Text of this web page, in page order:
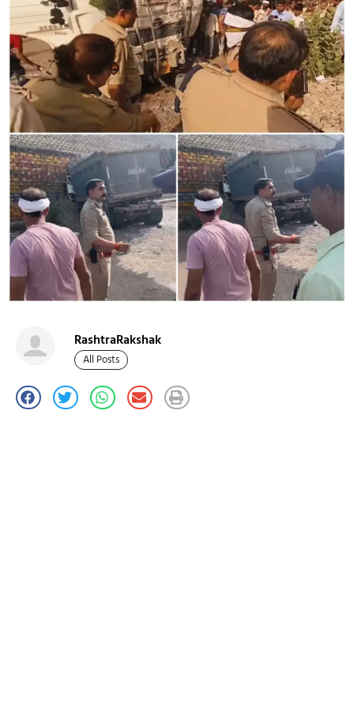
RashtraRakshak
All Posts